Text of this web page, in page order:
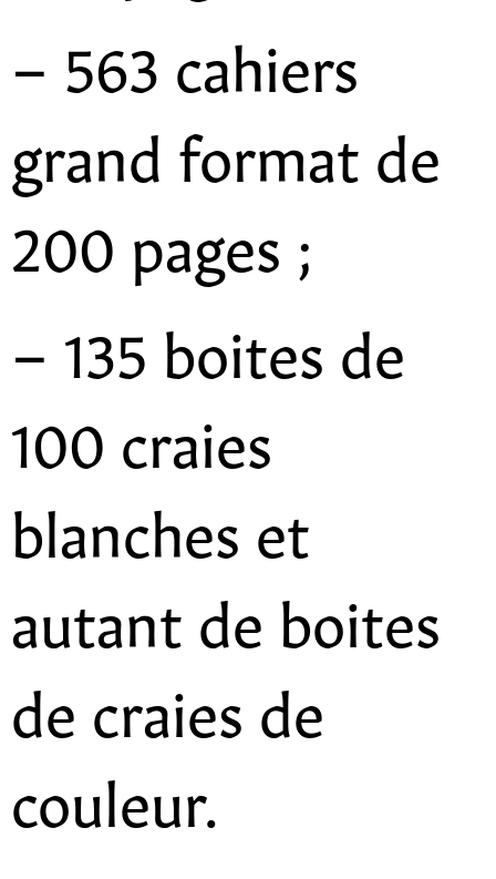
– 563 cahiers
grand format de
200 pages ;
– 135 boites de
100 craies
blanches et
autant de boites
de craies de
couleur.